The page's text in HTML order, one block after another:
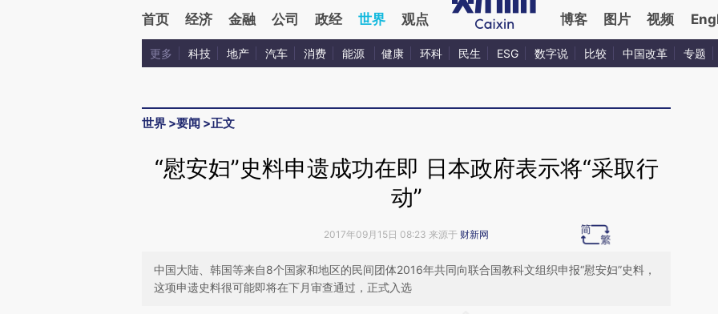
首页 经济 金融 公司 政经 世界 观点 博客 图片 视频
更多 科技 地产 汽车 消费 能源 健康 环科 民生 ESG 数字说 比较 中国改革 专题
世界 >要闻 >正文
“慰安妇”史料申遗成功在即 日本政府表示将“采取行
动”
2017年09月15日 08:23 来源于 财新网
中国大陆、韩国等来自8个国家和地区的民间团体2016年共同向联合国教科文组织申报“慰安妇”史料，
这项申遗史料很可能即将在下月审查通过，正式入选